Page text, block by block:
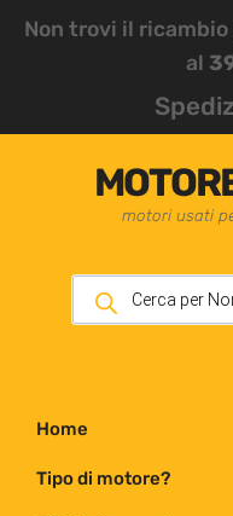
Non trovi il
al
motori usati
Home
Tipo di motore?